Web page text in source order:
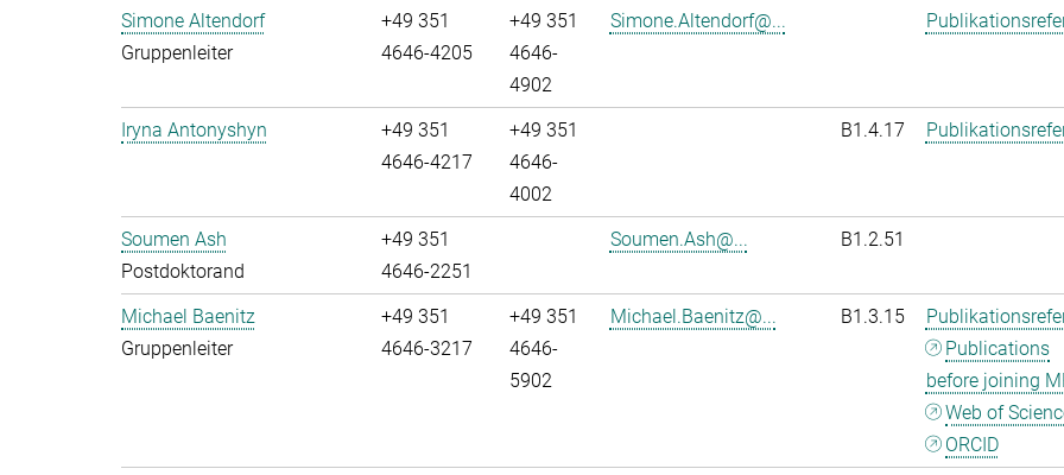
Simone Altendorf
Gruppenleiter
+49 351
4646-4205
+49 351
4646-
4902
Simone.Altendorf@...
Iryna Antonyshyn
+49 351
4646-4217
+49 351
4646-
4002
B1.4.17
Soumen Ash
Postdoktorand
+49 351
4646-2251
Soumen.Ash@... B1.2.51
Michael Baenitz
Gruppenleiter
+49 351
4646-3217
+49 351
4646-
5902
Michael.Baenitz@... B1.3.15
Publications
before joining
Web of
ORCID